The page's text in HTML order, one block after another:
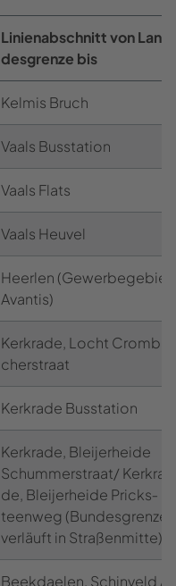
Li­ni­en­ab­schnitt von Lan­
des­gren­ze bis
Kel­mis Bruch
Vaals Bus­sta­ti­on
Vaals Flats
Vaals Heu­vel
Heer­len (Ge­wer­be­ge­biet
Avan­tis)
Kerk­ra­de, Locht Crom­ba­
cher­straat
Kerk­ra­de Bus­sta­ti­on
Kerk­ra­de, Blei­jer­hei­de
Schum­mer­straat/ Kerk­ra­
de, Blei­jer­hei­de Pricks­
teen­weg (Bun­des­gren­ze
ver­läuft in Stra­ßen­mit­te)
Be­ek­dae­len, Sch­in­veld A